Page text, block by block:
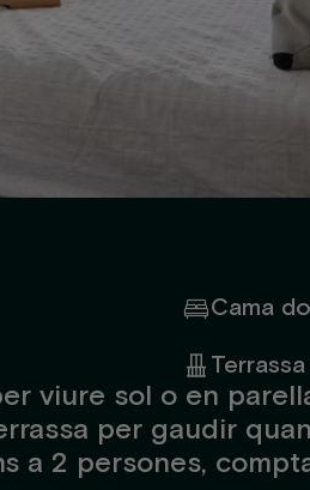
Cama
viure sol o en
per gaudir
a 2 persones,